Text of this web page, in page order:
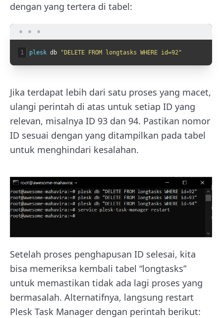
dengan yang tertera di tabel:
1 plesk db "DELETE FROM longtasks WHERE id=92"
Jika terdapat lebih dari satu proses yang macet,
ulangi perintah di atas untuk setiap ID yang
relevan, misalnya ID 93 dan 94. Pastikan nomor
ID sesuai dengan yang ditampilkan pada tabel
untuk menghindari kesalahan.
Setelah proses penghapusan ID selesai, kita
bisa memeriksa kembali tabel “longtasks”
untuk memastikan tidak ada lagi proses yang
bermasalah. Alternatifnya, langsung restart
Plesk Task Manager dengan perintah berikut: